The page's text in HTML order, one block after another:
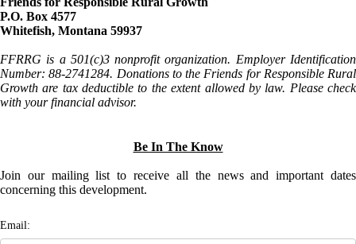
P.O. Box 4577
Whitefish, Montana 59937
FFRRG is a 501(c)3 nonprofit organization. Employer Identification
Number: 88-2741284. Donations to the Friends for Responsible Rural
Growth are tax deductible to the extent allowed by law. Please check
with your financial advisor.
Be In The Know
Join our mailing list to receive all the news and important dates
concerning this development.
Email: